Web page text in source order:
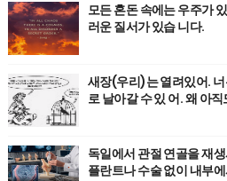
모든 혼돈 속에는 우주가
러운 질서가 있습 니다.
새장(우리)는 열려있어.
로 날아갈 수 있 어. 왜 아
독일에서 관절 연골을 재
플란트나 수술 없이 내부